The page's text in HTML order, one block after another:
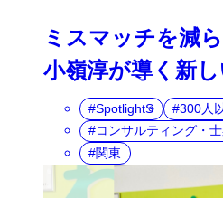
ミスマッチを減
小嶺淳が導く新
SpotlightS
300人
コンサルティング・
関東